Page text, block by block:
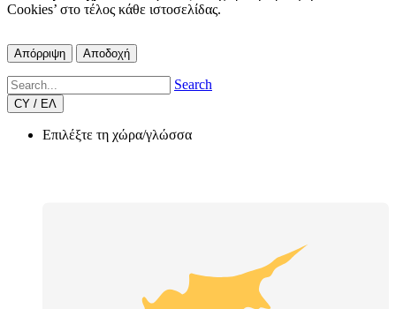
Cookies’ στο τέλος κάθε ιστοσελίδας.
Απόρριψη Αποδοχή
Search
CY / ΕΛ
Επιλέξτε τη χώρα/γλώσσα